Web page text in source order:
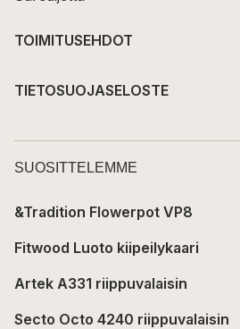
TOIMITUSEHDOT
TIETOSUOJASELOSTE
SUOSITTELEMME
&Tradition Flowerpot VP8
Fitwood Luoto kiipeilykaari
Artek A331 riippuvalaisin
Secto Octo 4240 riippuvalaisin